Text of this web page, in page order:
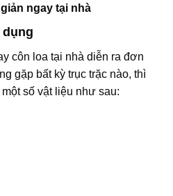
ngay tại nhà
côn loa tại nhà diễn ra đơn
gặp bất kỳ trục trặc nào, thì
số vật liệu như sau: